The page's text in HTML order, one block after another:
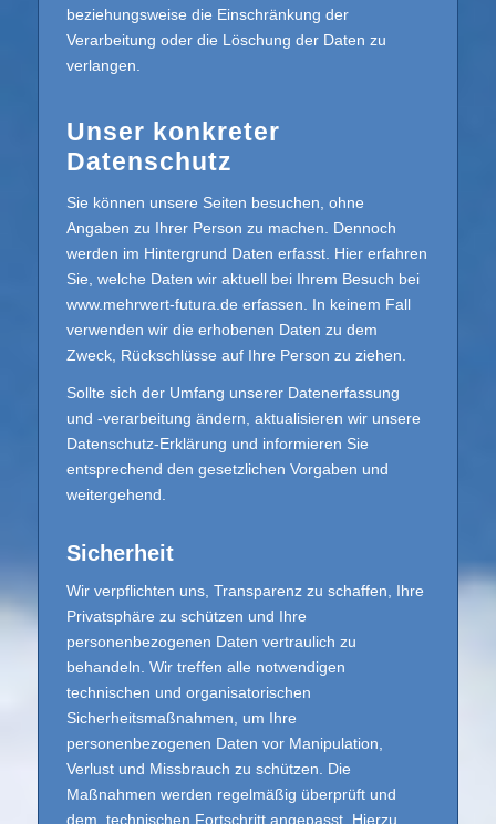
beziehungsweise die Einschränkung der
Verarbeitung oder die Löschung der Daten zu
verlangen.
Unser konkreter
Datenschutz
Sie können unsere Seiten besuchen, ohne
Angaben zu Ihrer Person zu machen. Dennoch
werden im Hintergrund Daten erfasst. Hier erfahren
Sie, welche Daten wir aktuell bei Ihrem Besuch bei
www.mehrwert-futura.de erfassen. In keinem Fall
verwenden wir die erhobenen Daten zu dem
Zweck, Rückschlüsse auf Ihre Person zu ziehen.
Sollte sich der Umfang unserer Datenerfassung
und -verarbeitung ändern, aktualisieren wir unsere
Datenschutz-Erklärung und informieren Sie
entsprechend den gesetzlichen Vorgaben und
weitergehend.
Sicherheit
Wir verpflichten uns, Transparenz zu schaffen, Ihre
Privatsphäre zu schützen und Ihre
personenbezogenen Daten vertraulich zu
behandeln. Wir treffen alle notwendigen
technischen und organisatorischen
Sicherheitsmaßnahmen, um Ihre
personenbezogenen Daten vor Manipulation,
Verlust und Missbrauch zu schützen. Die
Maßnahmen werden regelmäßig überprüft und
dem technischen Fortschritt angepasst. Hierzu